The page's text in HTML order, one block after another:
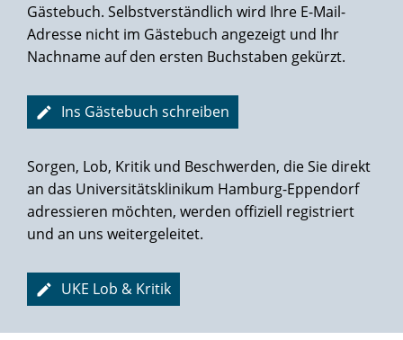
Gästebuch. Selbstverständlich wird Ihre E-Mail-
Adresse nicht im Gästebuch angezeigt und Ihr
Nachname auf den ersten Buchstaben gekürzt.
Ins Gästebuch schreiben
Sorgen, Lob, Kritik und Beschwerden, die Sie direkt
an das Universitätsklinikum Hamburg-Eppendorf
adressieren möchten, werden offiziell registriert
und an uns weitergeleitet.
UKE Lob & Kritik